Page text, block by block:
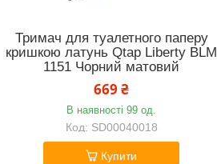
Тримач для туалетного паперу
кришкою латунь Qtap Liberty BLM
1151 Чорний матовий
669 ₴
В наявності 99 од.
SD00040018
Купити